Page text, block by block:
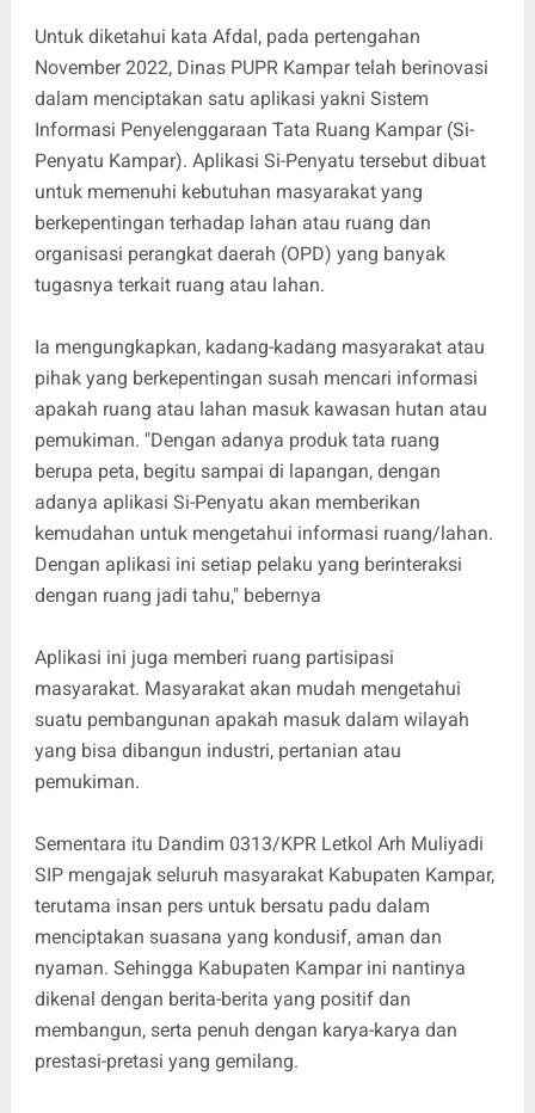
Untuk diketahui kata Afdal, pada pertengahan
November 2022, Dinas PUPR Kampar telah berinovasi
dalam menciptakan satu aplikasi yakni Sistem
Informasi Penyelenggaraan Tata Ruang Kampar (Si-
Penyatu Kampar). Aplikasi Si-Penyatu tersebut dibuat
untuk memenuhi kebutuhan masyarakat yang
berkepentingan terhadap lahan atau ruang dan
organisasi perangkat daerah (OPD) yang banyak
tugasnya terkait ruang atau lahan.
Ia mengungkapkan, kadang-kadang masyarakat atau
pihak yang berkepentingan susah mencari informasi
apakah ruang atau lahan masuk kawasan hutan atau
pemukiman. "Dengan adanya produk tata ruang
berupa peta, begitu sampai di lapangan, dengan
adanya aplikasi Si-Penyatu akan memberikan
kemudahan untuk mengetahui informasi ruang/lahan.
Dengan aplikasi ini setiap pelaku yang berinteraksi
dengan ruang jadi tahu," bebernya
Aplikasi ini juga memberi ruang partisipasi
masyarakat. Masyarakat akan mudah mengetahui
suatu pembangunan apakah masuk dalam wilayah
yang bisa dibangun industri, pertanian atau
pemukiman.
Sementara itu Dandim 0313/KPR Letkol Arh Muliyadi
SIP mengajak seluruh masyarakat Kabupaten Kampar,
terutama insan pers untuk bersatu padu dalam
menciptakan suasana yang kondusif, aman dan
nyaman. Sehingga Kabupaten Kampar ini nantinya
dikenal dengan berita-berita yang positif dan
membangun, serta penuh dengan karya-karya dan
prestasi-pretasi yang gemilang.